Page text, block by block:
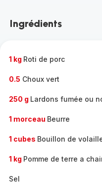
gamme
Ingrédients
1 kg Roti de porc
0.5 Choux vert
250 g Lardons fumée ou
1 morceau Beurre
1 cubes Bouillon de
1 kg Pomme de terre a
Sel